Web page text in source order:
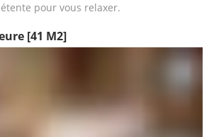
pour vous relaxer.
[41 M2]